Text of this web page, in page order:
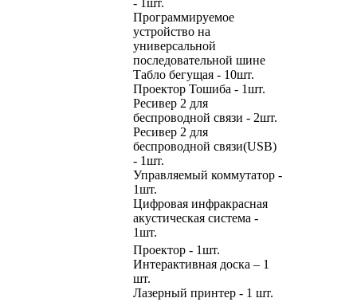
Программируемое
устройство на
универсальной
последовательной шине
Табло бегущая - 10шт.
Проектор Тошиба - 1шт.
Ресивер 2 для
беспроводной связи - 2шт.
Ресивер 2 для
беспроводной связи(USB)
- 1шт.
Управляемый коммутатор -
1шт.
Цифровая инфракрасная
акустическая система -
1шт.
Проектор - 1шт.
Интерактивная доска – 1
шт.
Лазерный принтер - 1 шт.